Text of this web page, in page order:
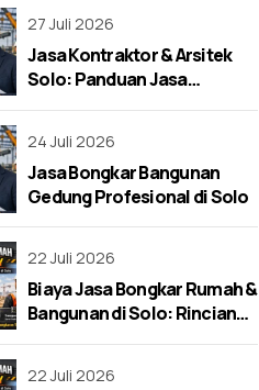
27 Juli 2026
Jasa Kontraktor & Arsitek
Solo: Panduan Jasa
24 Juli 2026
Jasa Bongkar Bangunan
Gedung Profesional di Solo
22 Juli 2026
Biaya Jasa Bongkar Rumah &
Bangunan di Solo: Rincian
22 Juli 2026